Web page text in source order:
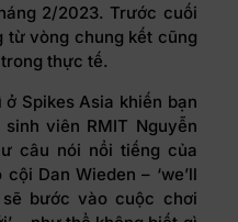
2/2023. Trước cuối
từ vòng chung kết cũng
thực tế.
Spikes Asia khiến bạn
viên RMIT Nguyễn
câu nói nổi tiếng của
Dan Wieden – ‘we’ll
bước vào cuộc chơi